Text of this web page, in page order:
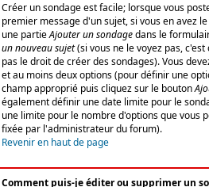
Créer un sondage est facile; lorsque vous
premier message d'un sujet, si vous en avez
une partieAjouter un sondagedans le
un nouveau sujet(si vous ne le voyez pas,
pas le droit de créer des sondages). Vous
et au moins deux options (pour définir une
champ approprié puis cliquez sur le bouton
également définir une date limite pour le
une limite pour le nombre d'options que vous
fixée par l'administrateur du forum).
Revenir en haut de page
Comment puis-je éditer ou supprimer un